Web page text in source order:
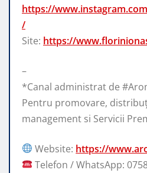
https://
/
Site: https://
–
*Canal administrat de
Pentru promovare,
management si Servicii
Website: https://
Telefon / WhatsApp: